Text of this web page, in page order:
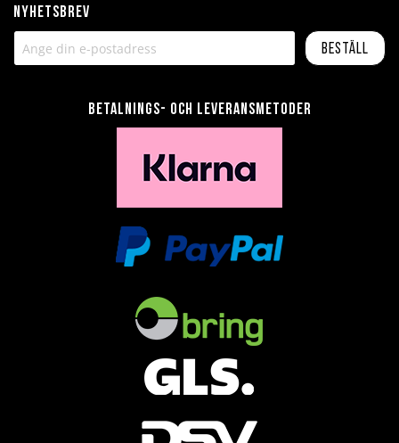
Nyhetsbrev
Beställ
Betalnings- och leveransmetoder